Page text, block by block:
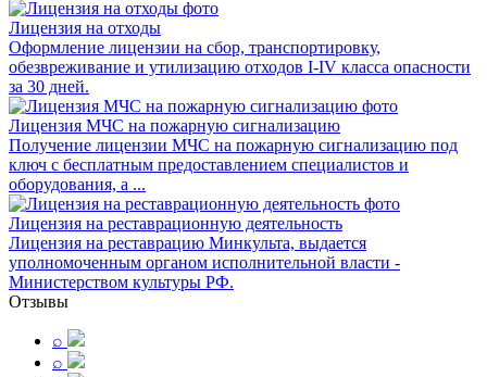
Лицензия на отходы
Оформление лицензии на сбор, транспортировку,
обезвреживание и утилизацию отходов I-IV класса опасности
за 30 дней.
Лицензия МЧС на пожарную сигнализацию
Получение лицензии МЧС на пожарную сигнализацию под
ключ с бесплатным предоставлением специалистов и
оборудования, а ...
Лицензия на реставрационную деятельность
Лицензия на реставрацию Минкульта, выдается
уполномоченным органом исполнительной власти -
Министерством культуры РФ.
Отзывы
⌕
⌕